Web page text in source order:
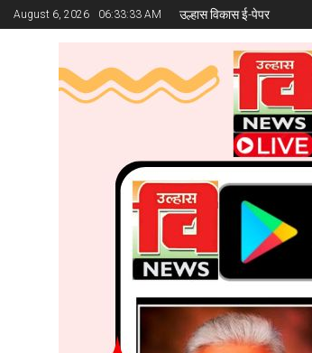
August 6, 2026 06:33:34 AM उल्हास विकास ई-पेपर